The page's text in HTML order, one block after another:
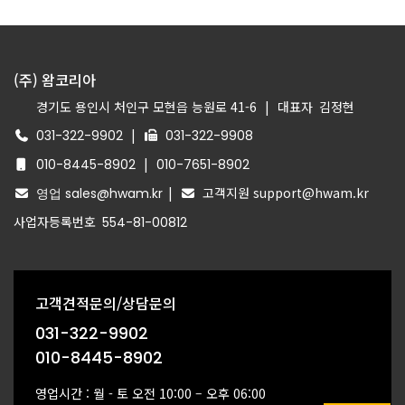
(주) 왐코리아
경기도 용인시 처인구 모현읍 능원로 41-6 | 대표자 김정현
031-322-9902 |
031-322-9908
010-8445-8902 | 010-7651-8902
영업 sales@hwam.kr |
고객지원 support@hwam.kr
사업자등록번호 554-81-00812
고객견적문의/상담문의
031-322-9902
010-8445-8902
영업시간 : 월 - 토 오전 10:00 – 오후 06:00